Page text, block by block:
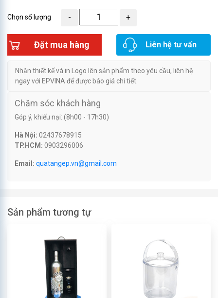
Chọn số lượng
Đặt mua hàng Liên hệ tư vấn
Nhận thiết kế và in Logo lên sản phẩm theo yêu cầu, liên hệ
ngay với EPVINA để được báo giá chi tiết.
Chăm sóc khách hàng
Góp ý, khiếu nại: (8h00 - 17h30)
Hà Nội: 02437678915
TP.HCM: 0903296006
Email: quatangep.vn@gmail.com
Sản phẩm tương tự